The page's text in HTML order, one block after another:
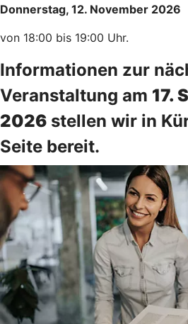
Donnerstag, 12. November 2026
von 18:00 bis 19:00 Uhr.
Informationen zur
Veranstaltung am 17.
2026 stellen wir in
Seite bereit.